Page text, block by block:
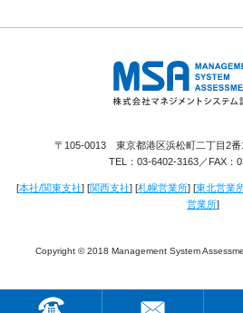
〒105-0013 東京都港区浜松町二丁目2番
TEL： 03-6402-3163／FAX：
[本社/関東支社] [関西支社] [札幌営業所] [東北営業
営業所]
Copyright © 2018 Management System